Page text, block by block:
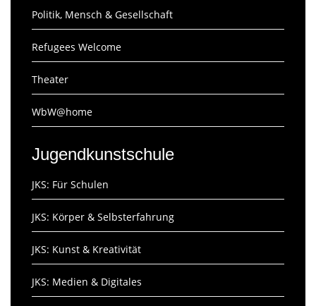
Politik, Mensch & Gesellschaft
Refugees Welcome
Theater
WbW@home
Jugendkunstschule
JKS: Für Schulen
JKS: Körper & Selbsterfahrung
JKS: Kunst & Kreativität
JKS: Medien & Digitales